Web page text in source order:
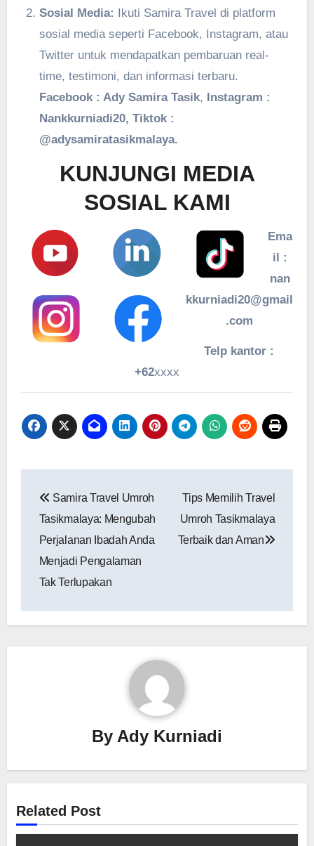
Sosial Media: Ikuti Samira Travel di platform
sosial media seperti Facebook, Instagram, atau
Twitter untuk mendapatkan pembaruan real-
time, testimoni, dan informasi terbaru.
Facebook : Ady Samira Tasik, Instagram :
Nankkurniadi20, Tiktok :
@adysamiratasikmalaya.
KUNJUNGI MEDIA
SOSIAL KAMI
Ema
il :
nan
kkurniadi20@gmail
.com
Telp kantor :
+62xxxx
pos
Samira Travel Umroh
Tasikmalaya: Mengubah
Perjalanan Ibadah Anda
Menjadi Pengalaman
Tak Terlupakan
Tips Memilih Travel
Umroh Tasikmalaya
Terbaik dan Aman
By Ady Kurniadi
Related Post